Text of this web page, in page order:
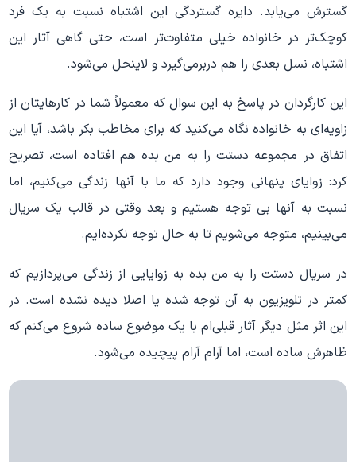
گسترش مییابد. دایره گستردگی این اشتباه نسبت به یک فرد
کوچکتر در خانواده خیلی متفاوتتر است، حتی گاهی آثار این
اشتباه، نسل بعدی را هم دربرمیگیرد و لاینحل میشود.
این کارگردان در پاسخ به این سوال که معمولاً شما در کارهایتان از
زاویهای به خانواده نگاه میکنید که برای مخاطب بکر باشد، آیا این
اتفاق در مجموعه دستت را به من بده هم افتاده است، تصریح
کرد: زوایای پنهانی وجود دارد که ما با آنها زندگی میکنیم، اما
نسبت به آنها بی توجه هستیم و بعد وقتی در قالب یک سریال
میبینیم، متوجه میشویم تا به حال توجه نکردهایم.
در سریال دستت را به من بده به زوایایی از زندگی میپردازیم که
کمتر در تلویزیون به آن توجه شده یا اصلا دیده نشده است. در
این اثر مثل دیگر آثار قبلیام با یک موضوع ساده شروع میکنم که
ظاهرش ساده است، اما آرام آرام پیچیده میشود.